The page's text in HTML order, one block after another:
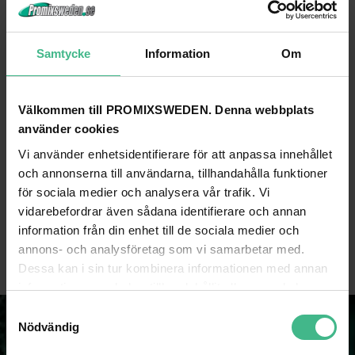
Samtycke Information Om
Välkommen till PROMIXSWEDEN. Denna webbplats
använder cookies
Vi använder enhetsidentifierare för att anpassa innehållet
och annonserna till användarna, tillhandahålla funktioner
för sociala medier och analysera vår trafik. Vi
vidarebefordrar även sådana identifierare och annan
information från din enhet till de sociala medier och
annons- och analysföretag som vi samarbetar med.
Dessa kan i sin tur kombinera informationen med annan
information som du har tillhandahållit eller som de har
Nödvändig
ROADINGER SWIVEL CASTOR 100MM BLUE WITH BRAKE
331 kr
ROADINGER BOLT SET FOR WHEELS
104 kr
Du har sett 6 av 6 produkter